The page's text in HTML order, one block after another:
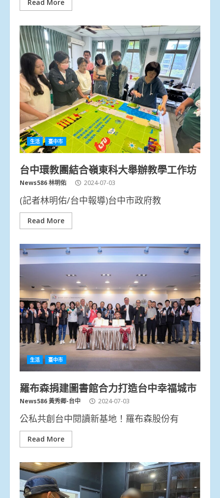
Read More
生活 臺中市
台中環教團結合嶺東科大舉辦教學工作坊
News586 林明佑 2024-07-03
(記者林明佑/台中報導)台中市政府教
Read More
生活 臺中市
羅布森捐建圖書館合力打造台中幸福城市
News586 黃秀卿-台中 2024-07-03
公私共創台中閱讀新基地！羅布森股份有
Read More